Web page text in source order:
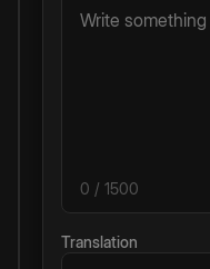
0 / 1500
Translation